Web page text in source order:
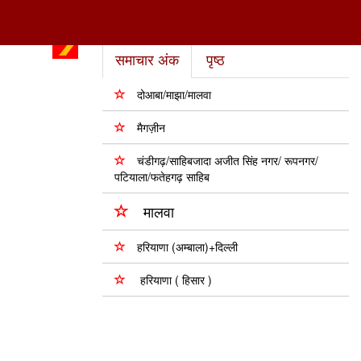
समाचार अंक पृष्ठ
दोआबा/माझा/मालवा
मैगज़ीन
चंडीगढ़/साहिबजादा अजीत सिंह नगर/ रूपनगर/
पटियाला/फतेहगढ़ साहिब
मालवा
हरियाणा (अम्बाला)+दिल्ली
हरियाणा ( हिसार )